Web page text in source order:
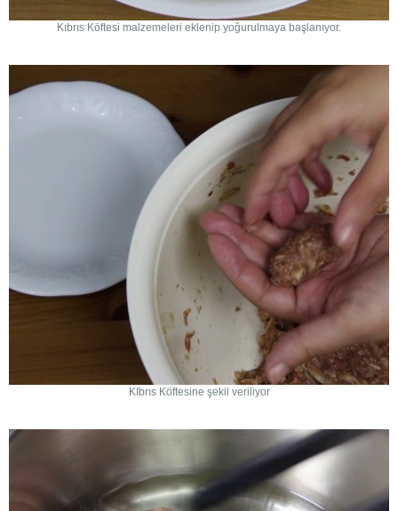
Kıbrıs Köftesi malzemeleri eklenip yoğurulmaya başlanıyor.
KIbrıs Köftesine şekil veriliyor